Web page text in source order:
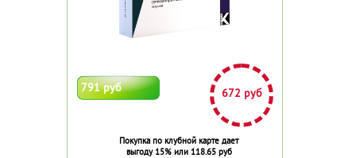
791 руб 672 руб
Покупка по клубной карте дает
выгоду 15% или 118.65 руб